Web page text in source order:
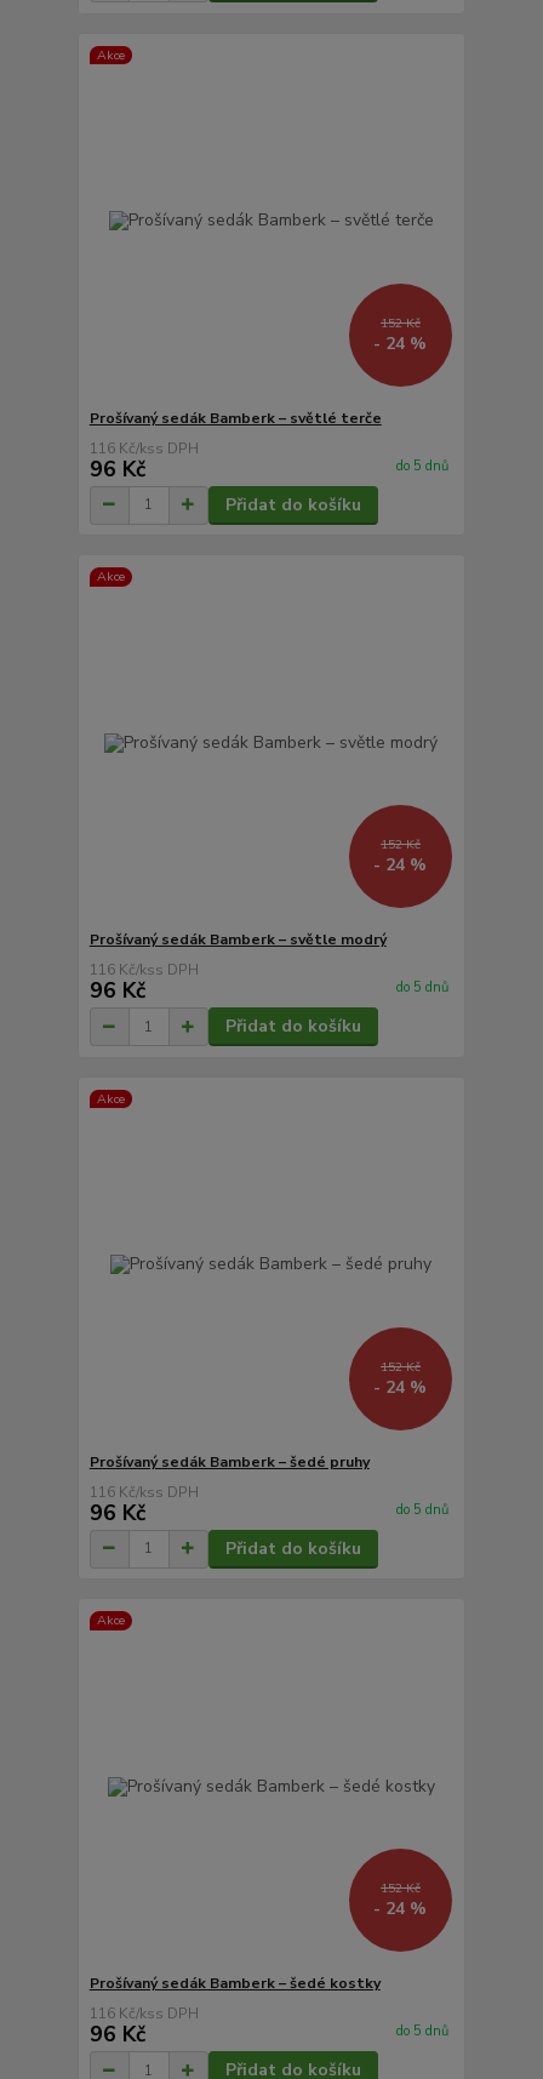
Akce
152 Kč
- 24 %
Prošívaný sedák Bamberk – světlé terče
116 Kč/ks
96 Kč do 5 dnů
Přidat do košíku
Akce
152 Kč
- 24 %
Prošívaný sedák Bamberk – světle modrý
116 Kč/ks
96 Kč do 5 dnů
Přidat do košíku
Akce
152 Kč
- 24 %
Prošívaný sedák Bamberk – šedé pruhy
116 Kč/ks
96 Kč do 5 dnů
Přidat do košíku
Akce
152 Kč
- 24 %
Prošívaný sedák Bamberk – šedé kostky
116 Kč/ks
96 Kč do 5 dnů
Přidat do košíku